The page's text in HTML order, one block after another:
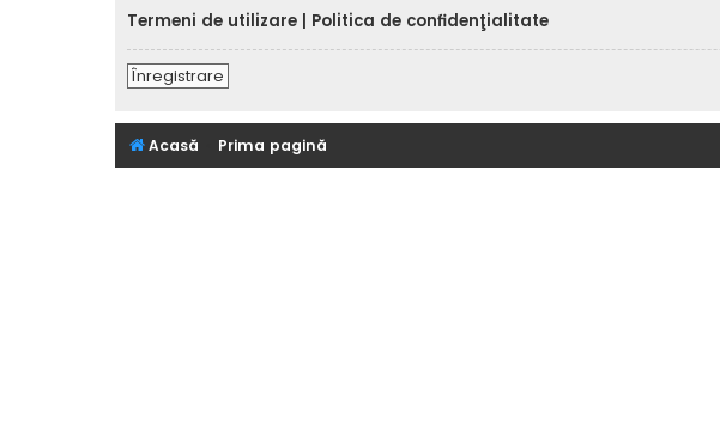
Termeni de utilizare
Politica de confidenţialitate
Înregistrare
Acasă Prima pagină